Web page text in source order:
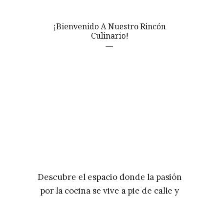
¡Bienvenido A Nuestro Rincón
Culinario!
Descubre el espacio donde la pasión
por la cocina se vive a pie de calle y